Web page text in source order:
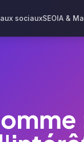
sociauxSEOIA &